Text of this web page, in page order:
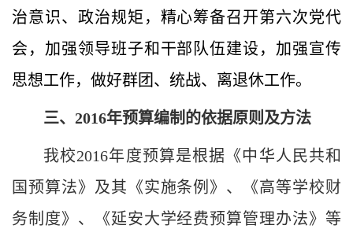
治意识、政治规矩，精心筹备召开第六次党代
会，加强领导班子和干部队伍建设，加强宣传
思想工作，做好群团、统战、离退休工作。
三、2016年预算编制的依据原则及方法
我校2016年度预算是根据《中华人民共和
国预算法》及其《实施条例》、《高等学校财
务制度》、《延安大学经费预算管理办法》等